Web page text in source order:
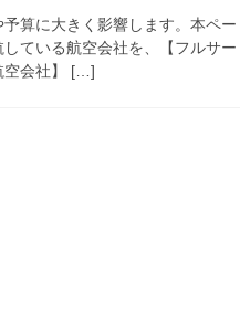
算に大きく影響します。本ペー
ている航空会社を、【フルサー
空会社】 […]